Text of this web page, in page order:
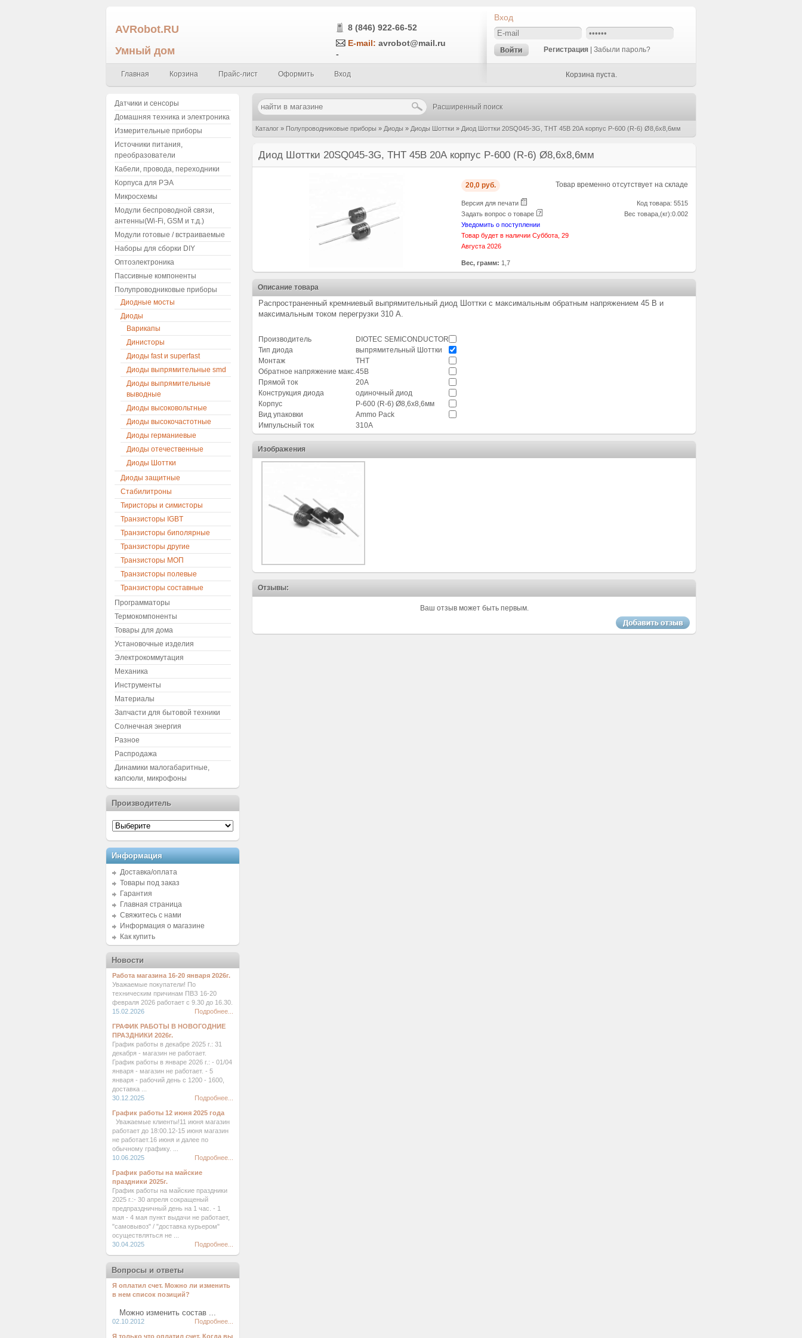
AVRobot.RU
Умный дом
8 (846) 922-66-52
E-mail: avrobot@mail.ru
-
Главная Корзина Прайс-лист Оформить Вход
Вход
Регистрация Забыли пароль?
Корзина пуста.
Расширенный поиск
Каталог » Полупроводниковые приборы » Диоды » Диоды Шоттки » Диод Шоттки 20SQ045-3G, THT 45В 20А корпус P-600 (R-6) Ø8,6x8,6мм
Диод Шоттки 20SQ045-3G, THT 45В 20А корпус P-600 (R-6) Ø8,6x8,6мм
20,0 руб. Товар временно отсутствует на складе
Версия для печати
Задать вопрос о товаре
Уведомить о поступлении
Товар будет в наличии Суббота, 29
Августа 2026
Код товара: 5515
Вес товара,(кг):0.002
Вес, грамм: 1,7
Описание товара
Распространенный кремниевый выпрямительный диод Шоттки с максимальным обратным напряжением 45 В и
максимальным током перегрузки 310 А.
Производитель
DIOTEC SEMICONDUCTOR
Тип диода
выпрямительный Шоттки
Монтаж
THT
Обратное напряжение макс.45В
Прямой ток
20А
Конструкция диода
одиночный диод
Корпус
P-600 (R-6) Ø8,6x8,6мм
Вид упаковки
Ammo Pack
Импульсный ток
310А
Изображения
Отзывы:
Ваш отзыв может быть первым.
Датчики и сенсоры
Домашняя техника и электроника
Измерительные приборы
Источники питания,
преобразователи
Кабели, провода, переходники
Корпуса для РЭА
Микросхемы
Модули беспроводной связи,
антенны(Wi-Fi, GSM и т.д.)
Модули готовые / встраиваемые
Наборы для сборки DIY
Оптоэлектроника
Пассивные компоненты
Полупроводниковые приборы
Диодные мосты
Диоды
Варикапы
Динисторы
Диоды fast и superfast
Диоды выпрямительные smd
Диоды выпрямительные
выводные
Диоды высоковольтные
Диоды высокочастотные
Диоды германиевые
Диоды отечественные
Диоды Шоттки
Диоды защитные
Стабилитроны
Тиристоры и симисторы
Транзисторы IGBT
Транзисторы биполярные
Транзисторы другие
Транзисторы МОП
Транзисторы полевые
Транзисторы составные
Программаторы
Термокомпоненты
Товары для дома
Установочные изделия
Электрокоммутация
Механика
Инструменты
Материалы
Запчасти для бытовой техники
Солнечная энергия
Разное
Распродажа
Динамики малогабаритные,
капсюли, микрофоны
Производитель
Информация
Доставка/оплата
Товары под заказ
Гарантия
Главная страница
Свяжитесь с нами
Информация о магазине
Как купить
Новости
Работа магазина 16-20 января 2026г.
Уважаемые покупатели! По
техническим причинам ПВЗ 16-20
февраля 2026 работает с 9.30 до 16.30.
15.02.2026
Подробнее...
ГРАФИК РАБОТЫ В НОВОГОДНИЕ
ПРАЗДНИКИ 2026г.
График работы в декабре 2025 г.: 31
декабря - магазин не работает.
График работы в январе 2026 г.: - 01/04
января - магазин не работает. - 5
января - рабочий день с 1200 - 1600,
доставка ...
30.12.2025
Подробнее...
График работы 12 июня 2025 года
Уважаемые клиенты!11 июня магазин
работает до 18:00.12-15 июня магазин
не работает.16 июня и далее по
обычному графику. ...
10.06.2025
Подробнее...
График работы на майские
праздники 2025г.
График работы на майские праздники
2025 г.:- 30 апреля сокращеный
предпраздничный день на 1 час. - 1
мая - 4 мая пункт выдачи не работает,
"самовывоз" / "доставка курьером"
осуществляться не ...
30.04.2025
Подробнее...
Вопросы и ответы
Я оплатил счет. Можно ли изменить
в нем список позиций?
Можно изменить состав ...
02.10.2012 Подробнее...
Я только что оплатил счет. Когда вы